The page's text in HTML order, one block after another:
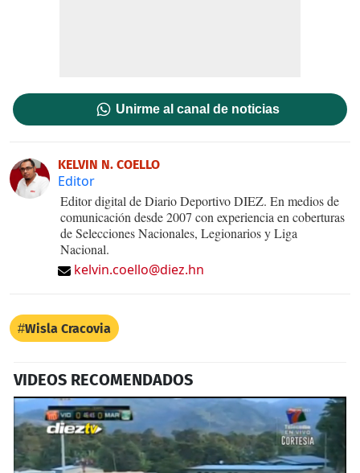
Unirme al canal de noticias
KELVIN N. COELLO
Editor
Editor digital de Diario Deportivo DIEZ. En medios de
comunicación desde 2007 con experiencia en coberturas
de Selecciones Nacionales, Legionarios y Liga
Nacional.
kelvin.coello@diez.hn
Wisla Cracovia
VIDEOS RECOMENDADOS